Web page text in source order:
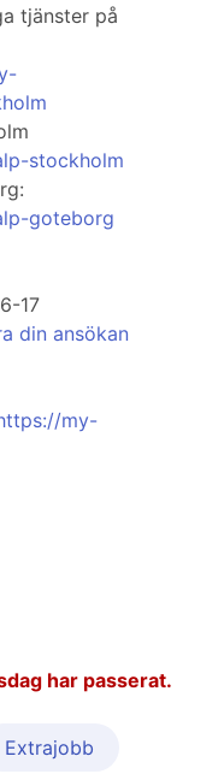
tjänster på
stockholm
goteborg
17
din ansökan
my-
har passerat.
Extrajobb